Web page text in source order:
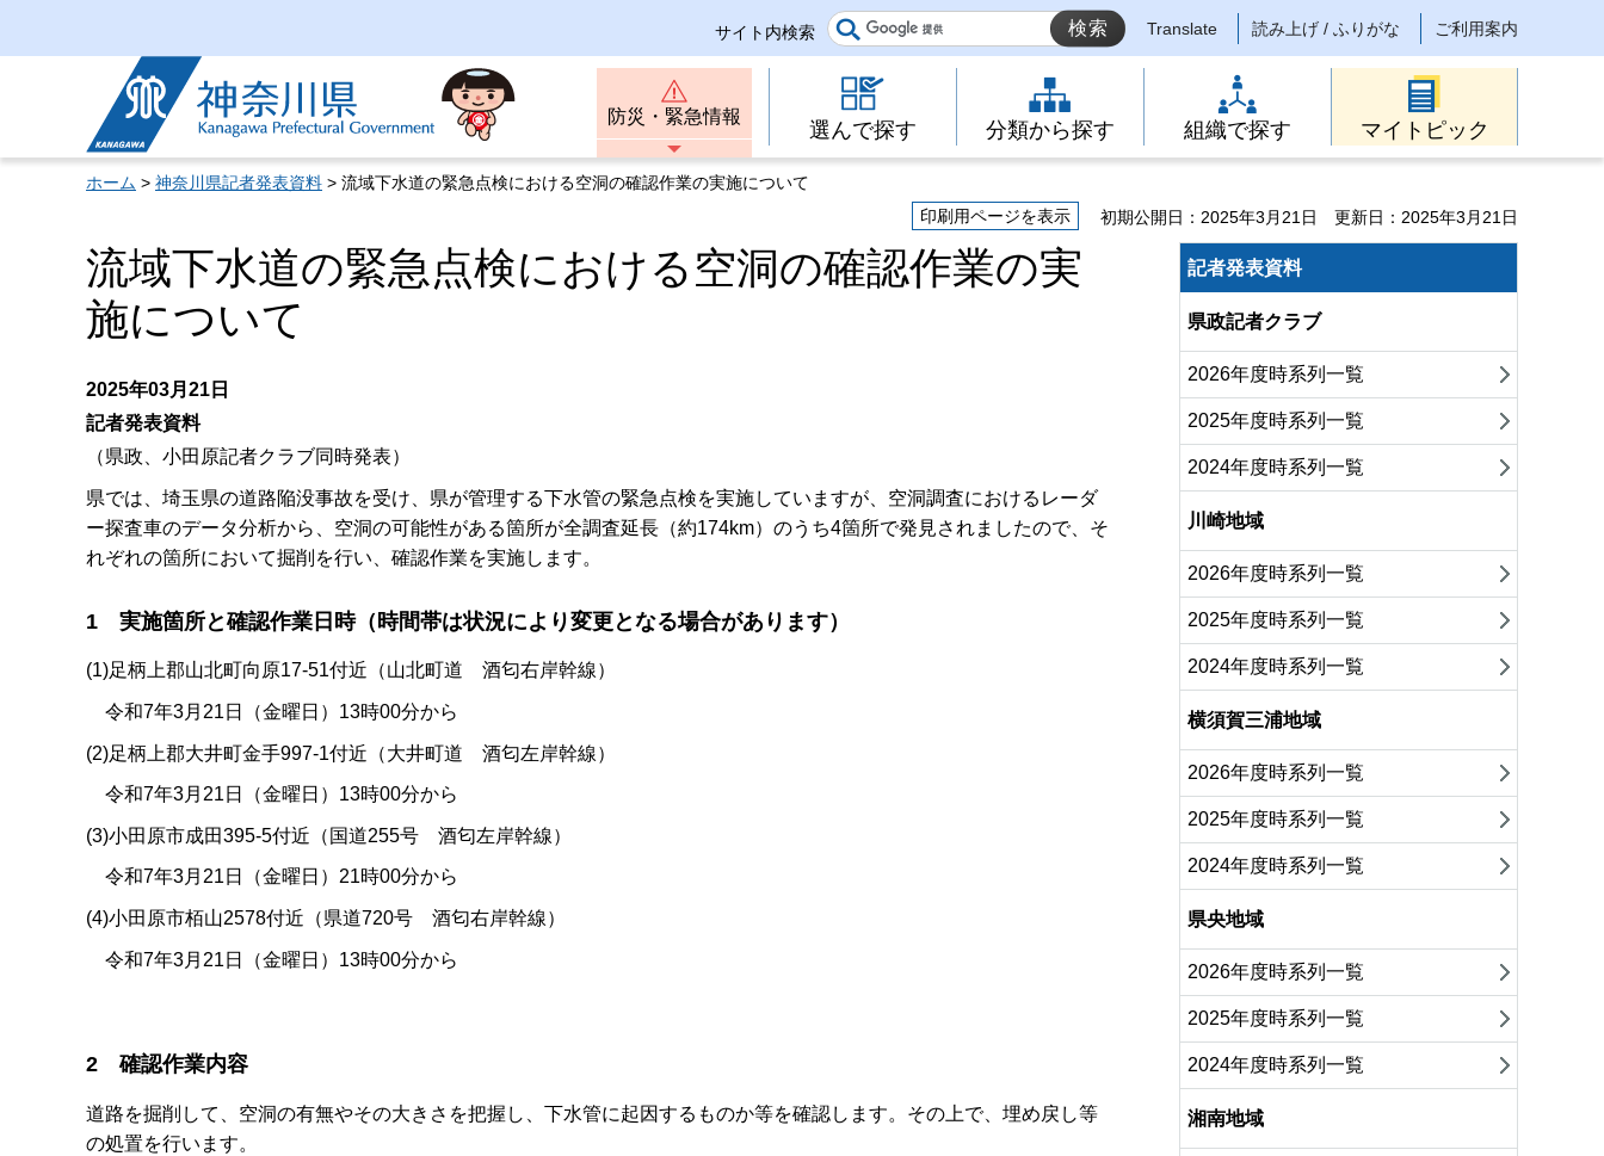
サイト内検索 Translate 読み上げ / ふりがな ご利用案内
神奈川県
防災・緊急情報
選んで探す 分類から探す 組織で探す マイトピック
ホーム > 神奈川県記者発表資料 > 流域下水道の緊急点検における空洞の確認作業の実施について
印刷用ページを表示
初期公開日：2025年3月21日 更新日：2025年3月21日
流域下水道の緊急点検における空洞の確認作業の実
施について
2025年03月21日
記者発表資料
（県政、小田原記者クラブ同時発表）
県では、埼玉県の道路陥没事故を受け、県が管理する下水管の緊急点検を実施していますが、空洞調査におけるレーダ
ー探査車のデータ分析から、空洞の可能性がある箇所が全調査延長（約174km）のうち4箇所で発見されましたので、そ
れぞれの箇所において掘削を行い、確認作業を実施します。
1 実施箇所と確認作業日時（時間帯は状況により変更となる場合があります）
​​​​(1)足柄上郡山北町向原17-51付近（山北町道 酒匂右岸幹線）
令和7年3月21日（金曜日）13時00分から
(2)足柄上郡大井町金手997-1付近（大井町道 酒匂左岸幹線）
令和7年3月21日（金曜日）13時00分から
(3)小田原市成田395-5付近（国道255号 酒匂左岸幹線）
令和7年3月21日（金曜日）21時00分から
(4)小田原市栢山2578付近（県道720号 酒匂右岸幹線）
令和7年3月21日（金曜日）13時00分から
2 確認作業内容
道路を掘削して、空洞の有無やその大きさを把握し、下水管に起因するものか等を確認します。その上で、埋め戻し等
の処置を行います。
記者発表資料
県政記者クラブ
2026年度時系列一覧
2025年度時系列一覧
2024年度時系列一覧
川崎地域
2026年度時系列一覧
2025年度時系列一覧
2024年度時系列一覧
横須賀三浦地域
2026年度時系列一覧
2025年度時系列一覧
2024年度時系列一覧
県央地域
2026年度時系列一覧
2025年度時系列一覧
2024年度時系列一覧
湘南地域